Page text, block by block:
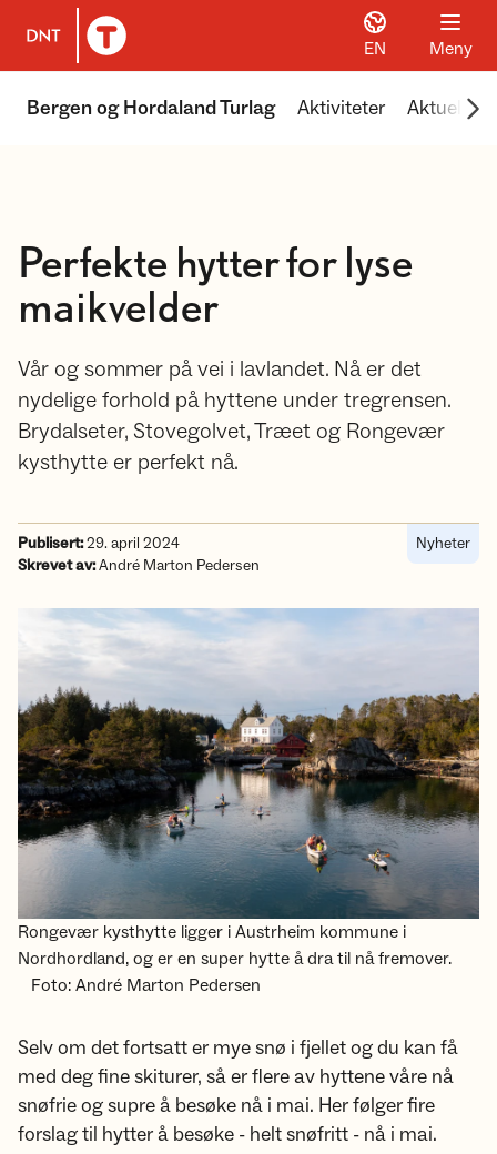
Til DNT.no forside
EN Meny
Bergen og Hordaland Turlag Aktiviteter Aktuelt
Perfekte hytter for lyse
maikvelder
Vår og sommer på vei i lavlandet. Nå er det
nydelige forhold på hyttene under tregrensen.
Brydalseter, Stovegolvet, Træet og Rongevær
kysthytte er perfekt nå.
Publisert:29. april 2024
Skrevet av:André Marton Pedersen
Nyheter
Rongevær kysthytte ligger i Austrheim kommune i
Nordhordland, og er en super hytte å dra til nå fremover.
Foto: André Marton Pedersen
Selv om det fortsatt er mye snø i fjellet og du kan få
med deg fine skiturer, så er flere av hyttene våre nå
snøfrie og supre å besøke nå i mai. Her følger fire
forslag til hytter å besøke - helt snøfritt - nå i mai.